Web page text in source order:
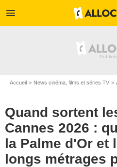
menu
Accueil News cinéma, films et séries TV
Quand sortent
Cannes 2026 :
la Palme d'Or et
longs métrages